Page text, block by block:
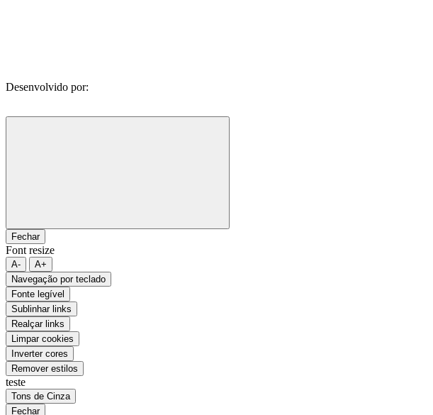
Desenvolvido por:
Fechar
Font resize
A-
A+
Navegação por teclado
Fonte legível
Sublinhar links
Realçar links
Limpar cookies
Inverter cores
Remover estilos
teste
Tons de Cinza
Fechar